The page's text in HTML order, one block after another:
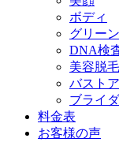
ボディ
グリー
DNA検
美容脱毛
バスト
ブライ
料金表
お客様の声